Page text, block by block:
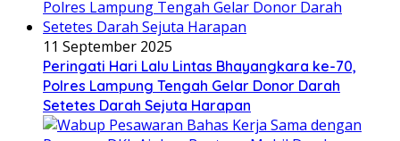
11 September 2025
Peringati Hari Lalu Lintas Bhayangkara ke-70,
Polres Lampung Tengah Gelar Donor Darah
Setetes Darah Sejuta Harapan